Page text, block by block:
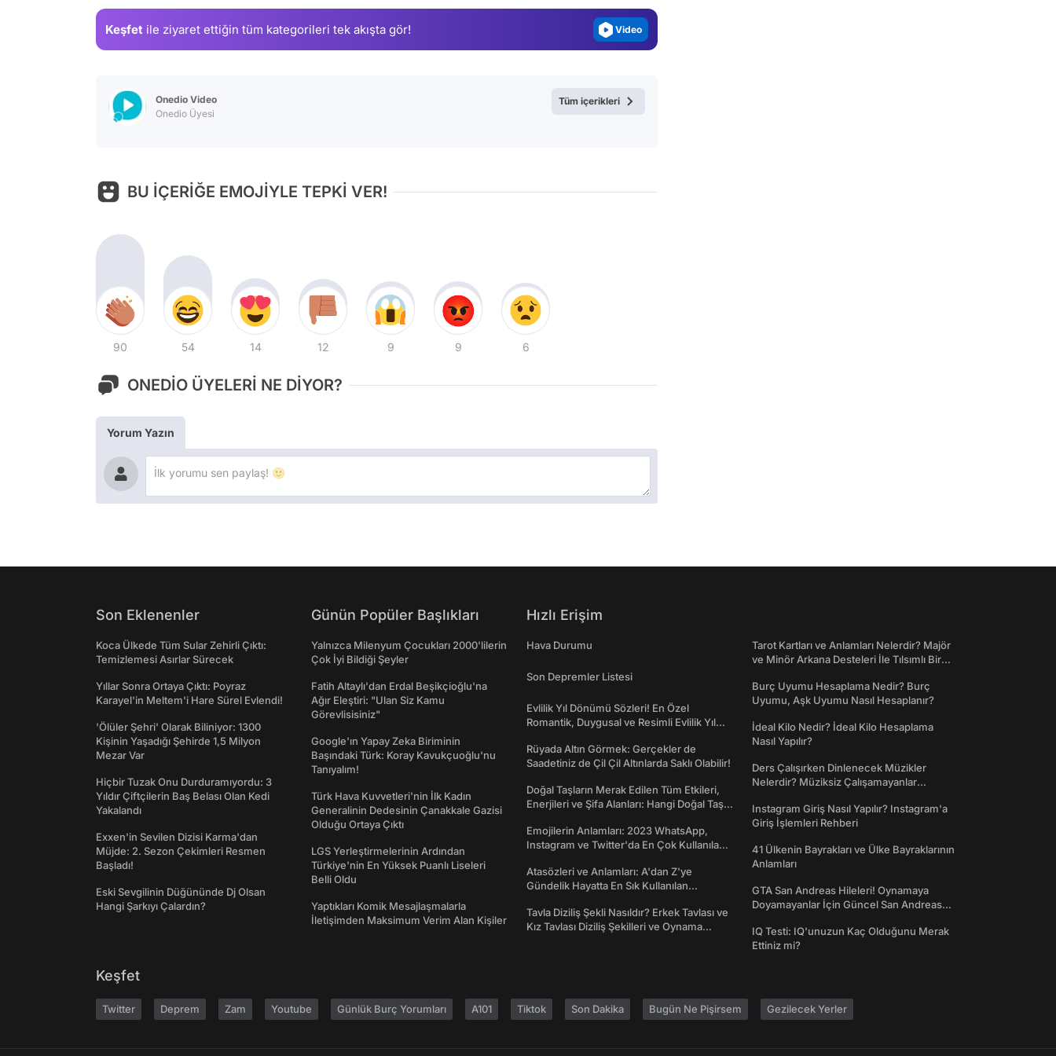
Keşfet ile ziyaret ettiğin tüm kategorileri tek akışta gör! Video
Onedio Video
Onedio Üyesi
Tüm içerikleri
BU İÇERİĞE EMOJİYLE TEPKİ VER!
90 54 14 12 9 9 6
ONEDİO ÜYELERİ NE DİYOR?
Yorum Yazın
Son Eklenenler
Koca Ülkede Tüm Sular Zehirli Çıktı:
Temizlemesi Asırlar Sürecek
Yıllar Sonra Ortaya Çıktı: Poyraz
Karayel'in Meltem'i Hare Sürel Evlendi!
'Ölüler Şehri' Olarak Biliniyor: 1300
Kişinin Yaşadığı Şehirde 1,5 Milyon
Mezar Var
Hiçbir Tuzak Onu Durduramıyordu: 3
Yıldır Çiftçilerin Baş Belası Olan Kedi
Yakalandı
Exxen'in Sevilen Dizisi Karma'dan
Müjde: 2. Sezon Çekimleri Resmen
Başladı!
Eski Sevgilinin Düğününde Dj Olsan
Hangi Şarkıyı Çalardın?
Günün Popüler Başlıkları
Yalnızca Milenyum Çocukları 2000'lilerin
Çok İyi Bildiği Şeyler
Fatih Altaylı'dan Erdal Beşikçioğlu'na
Ağır Eleştiri: "Ulan Siz Kamu
Görevlisisiniz"
Google'ın Yapay Zeka Biriminin
Başındaki Türk: Koray Kavukçuoğlu'nu
Tanıyalım!
Türk Hava Kuvvetleri'nin İlk Kadın
Generalinin Dedesinin Çanakkale Gazisi
Olduğu Ortaya Çıktı
LGS Yerleştirmelerinin Ardından
Türkiye'nin En Yüksek Puanlı Liseleri
Belli Oldu
Yaptıkları Komik Mesajlaşmalarla
İletişimden Maksimum Verim Alan Kişiler
Hızlı Erişim
Hava Durumu
Son Depremler Listesi
Evlilik Yıl Dönümü Sözleri! En Özel
Romantik, Duygusal ve Resimli Evlilik Yıl
Rüyada Altın Görmek: Gerçekler de
Saadetiniz de Çil Çil Altınlarda Saklı Olabilir!
Doğal Taşların Merak Edilen Tüm Etkileri,
Enerjileri ve Şifa Alanları: Hangi Doğal Taş
Emojilerin Anlamları: 2023 WhatsApp,
Instagram ve Twitter'da En Çok Kullanılan
Atasözleri ve Anlamları: A'dan Z'ye
Gündelik Hayatta En Sık Kullanılan
Tavla Diziliş Şekli Nasıldır? Erkek Tavlası ve
Kız Tavlası Diziliş Şekilleri ve Oynama
Tarot Kartları ve Anlamları Nelerdir? Majör
ve Minör Arkana Desteleri İle Tılsımlı Bir
Burç Uyumu Hesaplama Nedir? Burç
Uyumu, Aşk Uyumu Nasıl Hesaplanır?
İdeal Kilo Nedir? İdeal Kilo Hesaplama
Nasıl Yapılır?
Ders Çalışırken Dinlenecek Müzikler
Nelerdir? Müziksiz Çalışamayanlar
Instagram Giriş Nasıl Yapılır? Instagram'a
Giriş İşlemleri Rehberi
41 Ülkenin Bayrakları ve Ülke Bayraklarının
Anlamları
GTA San Andreas Hileleri! Oynamaya
Doyamayanlar İçin Güncel San Andreas
IQ Testi: IQ'unuzun Kaç Olduğunu Merak
Ettiniz mi?
Keşfet
Twitter Deprem Zam Youtube Günlük Burç Yorumları A101 Tiktok Son Dakika Bugün Ne Pişirsem Gezilecek Yerler